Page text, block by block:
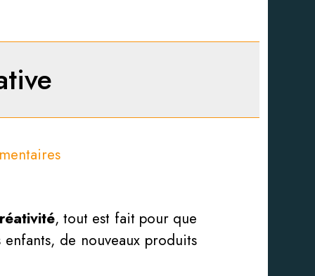
, tout est fait pour que
de nouveaux produits